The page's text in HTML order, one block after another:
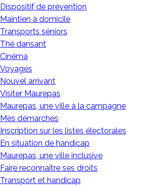
Dispositif de prévention
Maintien à domicile
Transports séniors
Thé dansant
Cinéma
Voyages
Nouvel arrivant
Visiter Maurepas
Maurepas, une ville à la campagne
Mes démarches
Inscription sur les listes électorales
En situation de handicap
Maurepas, une ville inclusive
Faire reconnaître ses droits
Transport et handicap